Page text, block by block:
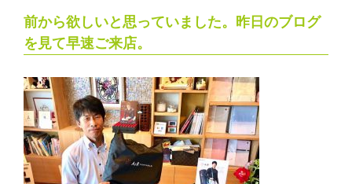
前から欲しいと思っていました。昨日のブログ
を見て早速ご来店。